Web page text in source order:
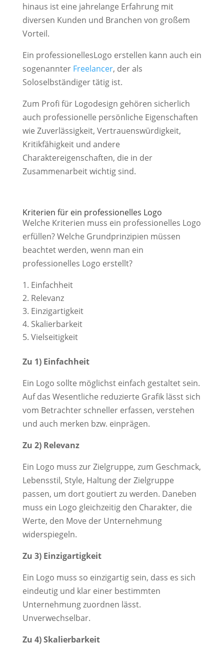
hinaus ist eine jahrelange Erfahrung mit
diversen Kunden und Branchen von großem
Vorteil.
Ein professionellesLogo erstellen kann auch ein
sogenannter Freelancer, der als
Soloselbständiger tätig ist.
Zum Profi für Logodesign gehören sicherlich
auch professionelle persönliche Eigenschaften
wie Zuverlässigkeit, Vertrauenswürdigkeit,
Kritikfähigkeit und andere
Charaktereigenschaften, die in der
Zusammenarbeit wichtig sind.
Kriterien für ein professionelles Logo
Welche Kriterien muss ein professionelles Logo
erfüllen? Welche Grundprinzipien müssen
beachtet werden, wenn man ein
professionelles Logo erstellt?
Einfachheit
Relevanz
Einzigartigkeit
Skalierbarkeit
Vielseitigkeit
Zu 1) Einfachheit
Ein Logo sollte möglichst einfach gestaltet sein.
Auf das Wesentliche reduzierte Grafik lässt sich
vom Betrachter schneller erfassen, verstehen
und auch merken bzw. einprägen.
Zu 2) Relevanz
Ein Logo muss zur Zielgruppe, zum Geschmack,
Lebensstil, Style, Haltung der Zielgruppe
passen, um dort goutiert zu werden. Daneben
muss ein Logo gleichzeitig den Charakter, die
Werte, den Move der Unternehmung
widerspiegeln.
Zu 3) Einzigartigkeit
Ein Logo muss so einzigartig sein, dass es sich
eindeutig und klar einer bestimmten
Unternehmung zuordnen lässt.
Unverwechselbar.
Zu 4) Skalierbarkeit